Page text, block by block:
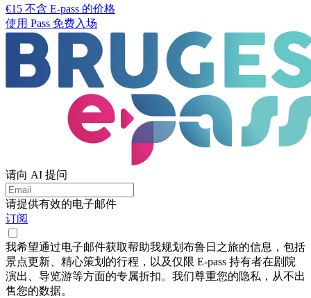
€15 不含 E-pass 的价格
使用 Pass 免费入场
请向 AI 提问
请提供有效的电子邮件
订阅
我希望通过电子邮件获取帮助我规划布鲁日之旅的信息，包括
景点更新、精心策划的行程，以及仅限 E-pass 持有者在剧院
演出、导览游等方面的专属折扣。我们尊重您的隐私，从不出
售您的数据。